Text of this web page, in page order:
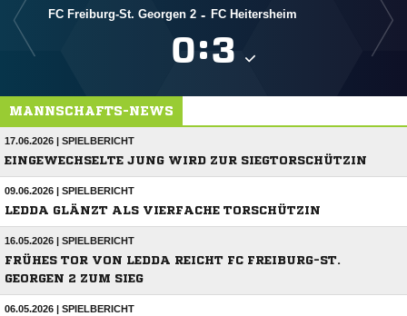
FC Freiburg-St. Georgen 2 - FC Heitersheim
:
MANNSCHAFTS-NEWS
17.06.2026 | SPIELBERICHT
EINGEWECHSELTE JUNG WIRD ZUR SIEGTORSCHÜTZIN
09.06.2026 | SPIELBERICHT
LEDDA GLÄNZT ALS VIERFACHE TORSCHÜTZIN
16.05.2026 | SPIELBERICHT
FRÜHES TOR VON LEDDA REICHT FC FREIBURG-ST.
GEORGEN 2 ZUM SIEG
06.05.2026 | SPIELBERICHT